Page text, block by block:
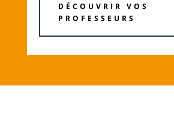
DÉCOUVRIR VOS
PROFESSEURS